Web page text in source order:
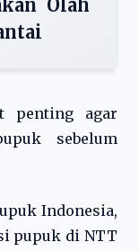
Olah
penting agar
sebelum
Indonesia,
pupuk di NTT